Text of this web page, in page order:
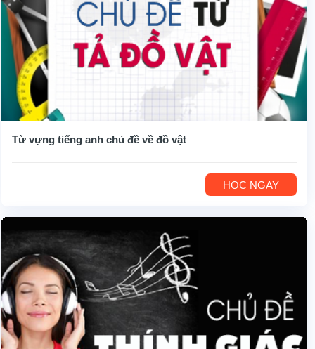
Từ vựng tiếng anh chủ đề về đồ vật
HỌC NGAY